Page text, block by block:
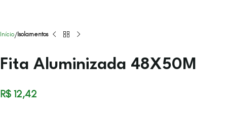
Início Isolamentos
Fita Aluminizada 48X50M
R$ 12,42